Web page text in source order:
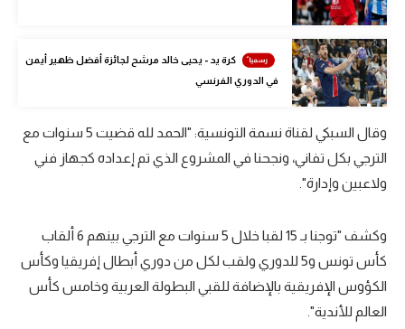
الوطن العربي
في المونديال
رياضة نسائية
آسيا
أمريكا
أقسام خاصة
Gamers
ميركاتو
كرة يد - يحيى خالد مرشح لجائزة أفضل ظهير أيمن
في الدوري الفرنسي
وقال السبكي لقناة نسمة التونسية: "الحمد لله قضيت 5 سنوات مع
الترجي بكل تفاني، ونجحنا في المشروع الذي تم إعداده كجهاز فني
ولاعبين وإدارة".
وكشف "توجنا بـ 15 لقبا خلال 5 سنوات مع الترجي بينهم 6 ألقاب
كأس تونس و5 للدوري ولقب لكل من دوري أبطال إفريقيا وكأس
الكؤوس الإفريقية بالإضافة للقبي البطولة العربية وخامس كأس
العالم للأندية".